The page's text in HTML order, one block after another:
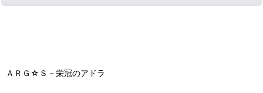
ＡＲＧ☆Ｓ－栄冠のアドラ